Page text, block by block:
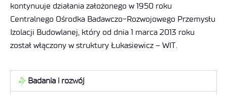
kontynuuje działania założonego w 1950 roku
Centralnego Ośrodka Badawczo-Rozwojowego Przemysłu
Izolacji Budowlanej, który od dnia 1 marca 2013 roku
został włączony w struktury Łukasiewicz – WIT.
Badania i rozwój